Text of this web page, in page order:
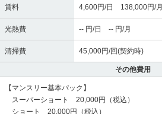
賃料 4,600円/日 138,000円/月
光熱費 -- 円/日 -- 円/月
清掃費 45,000円/回(契約時)
その他費用
【マンスリー基本パック】
スーパーショート 20,000円（税込）
ショート 20,000円（税込）